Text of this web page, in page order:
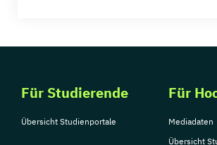
Für Studierende
Übersicht Studienportale
Für
Mediadaten
Übersicht